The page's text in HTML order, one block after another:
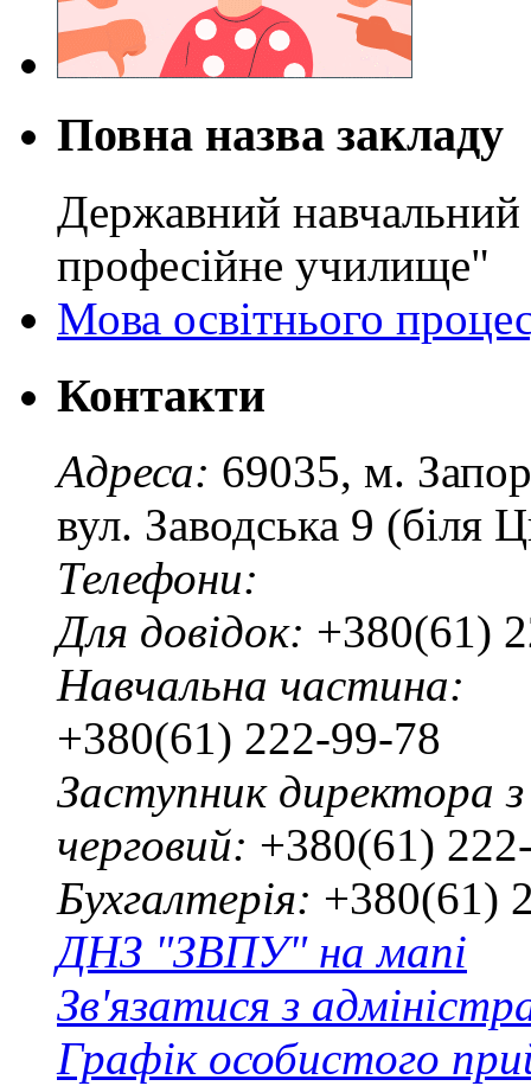
Повна назва закладу
Державний навчальний
професійне училище"
Мова освітнього
Контакти
Адреса: 69035, м.
вул. Заводська 9 (біля
Телефони:
Для довідок: +380(61)
Навчальна частина:
+380(61) 222-99-78
Заступник директора
черговий: +380(61)
Бухгалтерія: +380(61)
ДНЗ "ЗВПУ" на мапі
Зв'язатися з
Графік особистого